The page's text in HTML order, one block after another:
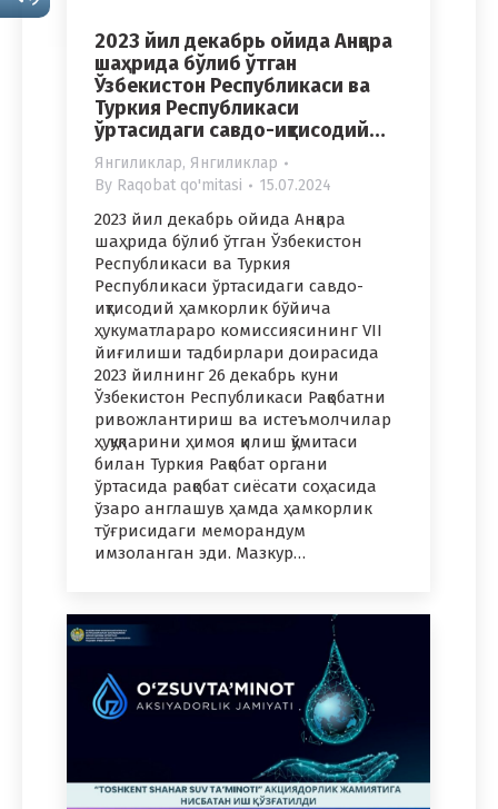
2023 йил декабрь ойида Анқара
шаҳрида бўлиб ўтган
Ўзбекистон Республикаси ва
Туркия Республикаси
ўртасидаги савдо-иқтисодий…
Янгиликлар, Янгиликлар
By Raqobat qo'mitasi 15.07.2024
2023 йил декабрь ойида Анқара
шаҳрида бўлиб ўтган Ўзбекистон
Республикаси ва Туркия
Республикаси ўртасидаги савдо-
иқтисодий ҳамкорлик бўйича
ҳукуматлараро комиссиясининг VII
йиғилиши тадбирлари доирасида
2023 йилнинг 26 декабрь куни
Ўзбекистон Республикаси Рақобатни
ривожлантириш ва истеъмолчилар
ҳуқуқларини ҳимоя қилиш қўмитаси
билан Туркия Рақобат органи
ўртасида рақобат сиёсати соҳасида
ўзаро англашув ҳамда ҳамкорлик
тўғрисидаги меморандум
имзоланган эди. Мазкур…